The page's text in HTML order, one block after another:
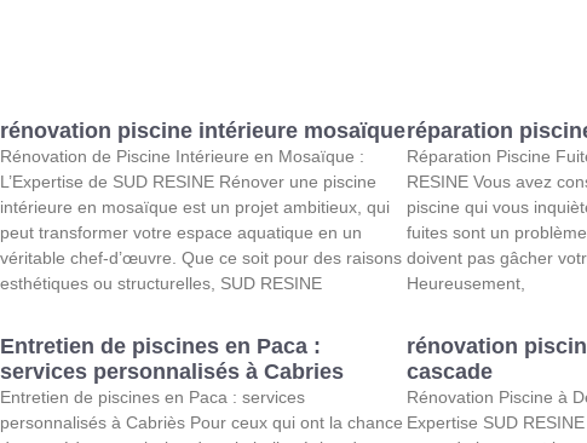
rénovation piscine intérieure mosaïque
Rénovation de Piscine Intérieure en Mosaïque :
L’Expertise de SUD RESINE Rénover une piscine
intérieure en mosaïque est un projet ambitieux, qui
peut transformer votre espace aquatique en un
véritable chef-d’œuvre. Que ce soit pour des raisons
esthétiques ou structurelles, SUD RESINE
réparation
Réparation Piscine
RESINE Vous avez
piscine qui vous
fuites sont un
doivent pas gâcher
Heureusement,
Entretien de piscines en Paca :
services personnalisés à Cabries
Entretien de piscines en Paca : services
personnalisés à Cabriès Pour ceux qui ont la chance
rénovation
cascade
Rénovation Piscine à
Expertise SUD